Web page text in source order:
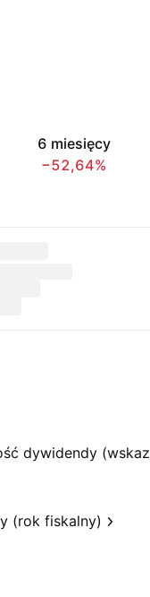
6 miesięcy
−52,64%
(rok fiskalny)